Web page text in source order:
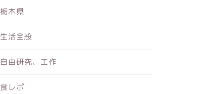
栃木県
生活全般
自由研究、工作
食レポ